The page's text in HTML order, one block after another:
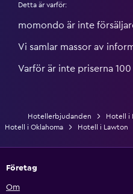
Detta är varför:
momondo är inte
Vi samlar massor av
Varför är inte priserna
Hotellerbjudanden Hotell i
Hotell i Oklahoma
Hotell i Lawton
Företag
Om